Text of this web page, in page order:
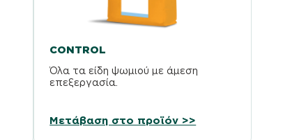
CONTROL
Όλα τα είδη ψωμιού με άμεση
επεξεργασία.
Μετάβαση στο προϊόν >>